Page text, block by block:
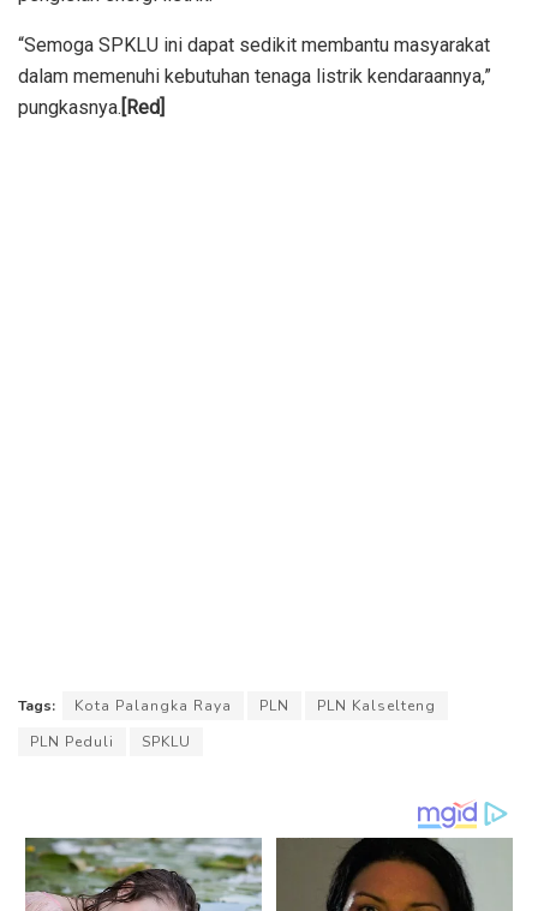
“Semoga SPKLU ini dapat sedikit membantu masyarakat
dalam memenuhi kebutuhan tenaga listrik kendaraannya,”
pungkasnya. [Red]
Tags: Kota Palangka Raya PLN
PLN Kalselteng
PLN Peduli
SPKLU